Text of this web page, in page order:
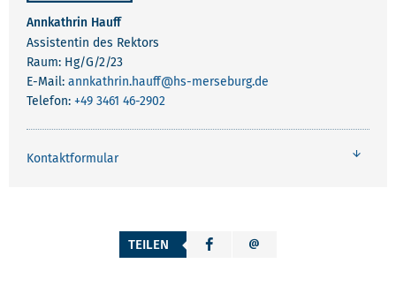
Annkathrin Hauff
Assistentin des Rektors
Raum: Hg/G/2/23
E-Mail: annkathrin.hauff@hs-merseburg.de
Telefon: +49 3461 46-2902
Kontaktformular
TEILEN